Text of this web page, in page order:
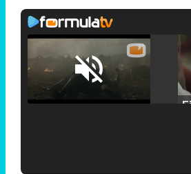
/
29.30%